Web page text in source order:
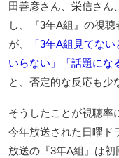
田善彦さん、栄信さん
し、『3年A組』の視
が、
「3年A組見てな
いらない」「話題にな
と、否定的な反応も少
そうしたことが視聴率
今年放送された日曜ド
放送の『3年A組』は